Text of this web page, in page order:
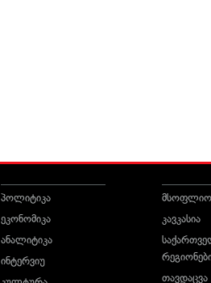
პოლიტიკა
ეკონომიკა
ანალიტიკა
ინტერვიუ
მსოფლიო
კავკასია
თავდაცვა